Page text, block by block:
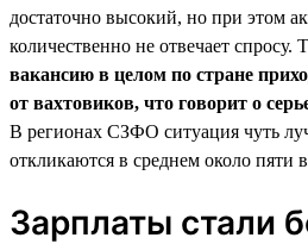
достаточно высокий, но при этом
количественно не отвечает спросу.
вакансию в целом по стране
от вахтовиков, что говорит о
В регионах СЗФО ситуация чуть
откликаются в среднем около пяти
Зарплаты стали